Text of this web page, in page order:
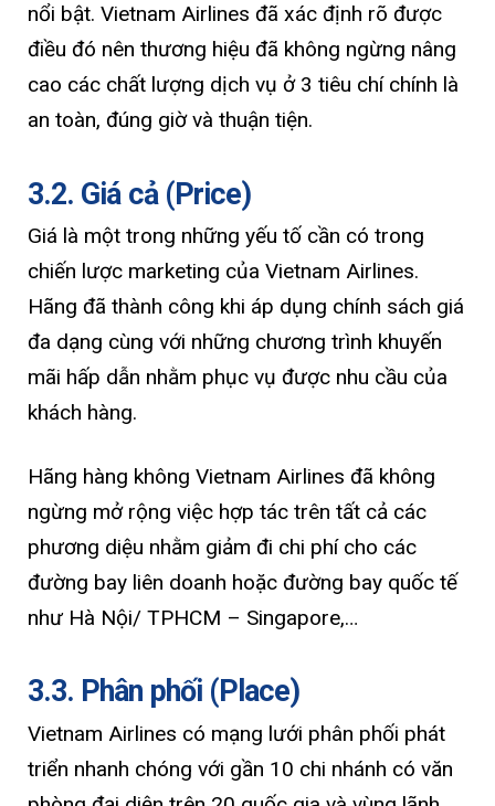
nổi bật. Vietnam Airlines đã xác định rõ được
điều đó nên thương hiệu đã không ngừng nâng
cao các chất lượng dịch vụ ở 3 tiêu chí chính là
an toàn, đúng giờ và thuận tiện.
3.2. Giá cả (Price)
Giá là một trong những yếu tố cần có trong
chiến lược marketing của Vietnam Airlines.
Hãng đã thành công khi áp dụng chính sách giá
đa dạng cùng với những chương trình khuyến
mãi hấp dẫn nhằm phục vụ được nhu cầu của
khách hàng.
Hãng hàng không Vietnam Airlines đã không
ngừng mở rộng việc hợp tác trên tất cả các
phương diệu nhằm giảm đi chi phí cho các
đường bay liên doanh hoặc đường bay quốc tế
như Hà Nội/ TPHCM – Singapore,…
3.3. Phân phối (Place)
Vietnam Airlines có mạng lưới phân phối phát
triển nhanh chóng với gần 10 chi nhánh có văn